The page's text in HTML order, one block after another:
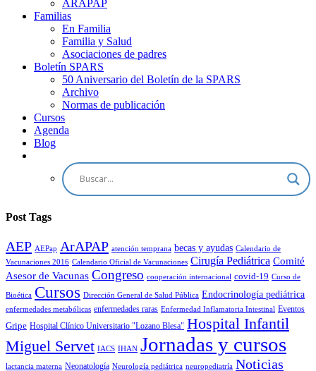
ARAPAP
Familias
En Familia
Familia y Salud
Asociaciones de padres
Boletín SPARS
50 Aniversario del Boletín de la SPARS
Archivo
Normas de publicación
Cursos
Agenda
Blog
Post Tags
AEP AEPap ArAPAP atención temprana becas y ayudas Calendario de
Vacunaciones 2016 Calendario Oficial de Vacunaciones Cirugía Pediátrica Comité
Asesor de Vacunas Congreso cooperación internacional covid-19 Curso de
Bioética Cursos Dirección General de Salud Pública Endocrinología pediátrica
enfermedades metabólicas enfermedades raras Enfermedad Inflamatoria Intestinal Eventos
Gripe Hospital Clínico Universitario "Lozano Blesa" Hospital Infantil
Miguel Servet IACS IHAN Jornadas y cursos
lactancia materna Neonatología Neurología pediátrica neuropediatría Noticias